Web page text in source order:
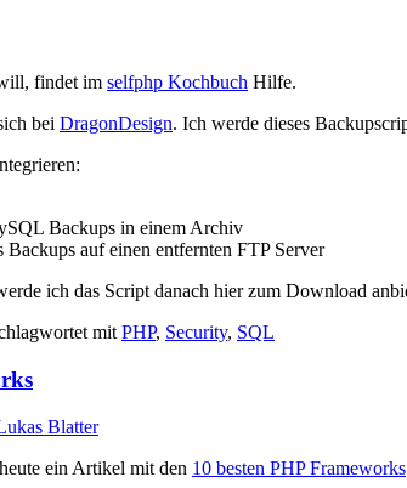
findet im selfphp Kochbuch Hilfe.
bei DragonDesign. Ich werde dieses
Backups in einem Archiv
auf einen entfernten FTP Server
ich das Script danach hier zum Download
mit PHP, Security, SQL
Blatter
ein Artikel mit den 10 besten PHP Frameworks